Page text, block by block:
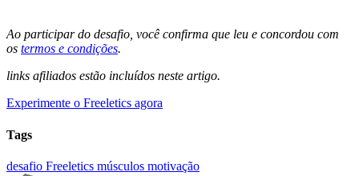
Ao participar do desafio, você confirma que leu e concordou com
os termos e condições.
links afiliados estão incluídos neste artigo.
Experimente o Freeletics agora
Tags
desafio Freeletics músculos motivação